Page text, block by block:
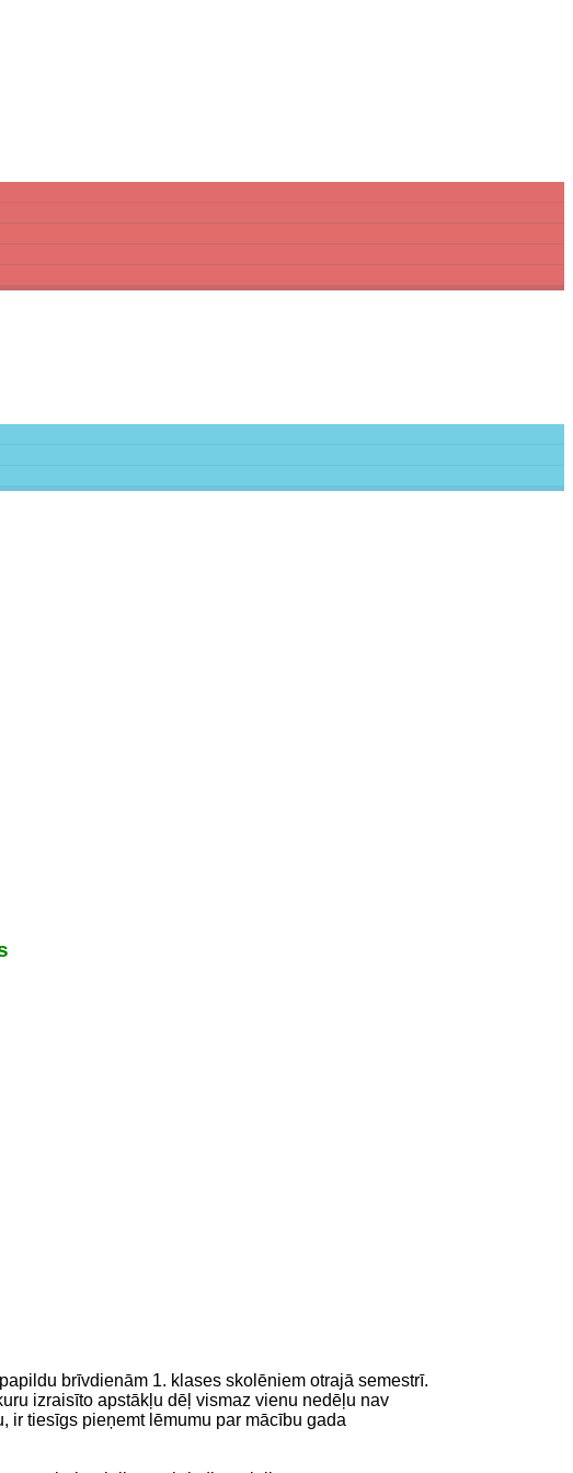
brīvdienām 1. klases skolēniem otrajā semestrī.
izraisīto apstākļu dēļ vismaz vienu nedēļu nav
ir tiesīgs pieņemt lēmumu par mācību gada